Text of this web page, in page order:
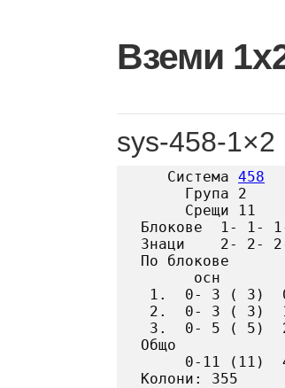
content
Вземи
sys-458-1×2
   Система
458
     Група 2
     Срещи 11
Блокове  1- 1-
Знаци    2- 2-
По блокове
осн
1.  0- 3 ( 3)
2.  0- 3 ( 3)
3.  0- 5 ( 5)
Общо
0-11 (11)
Колони: 355